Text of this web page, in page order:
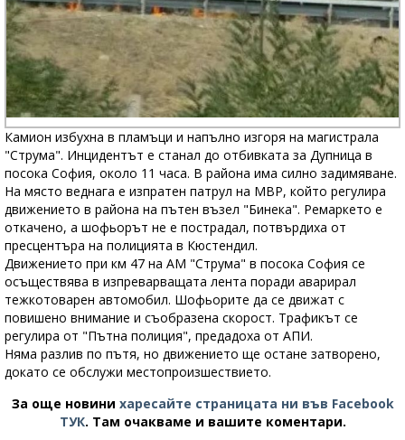
Камион избухна в пламъци и напълно изгоря на магистрала
"Струма". Инцидентът е станал до отбивката за Дупница в
посока София, около 11 часа. В района има силно задимяване.
На място веднага е изпратен патрул на МВР, който регулира
движението в района на пътен възел "Бинека". Ремаркето е
откачено, а шофьорът не е пострадал, потвърдиха от
пресцентъра на полицията в Кюстендил.
Движението при км 47 на АМ "Струма" в посока София се
осъществява в изпреварващата лента поради аварирал
тежкотоварен автомобил. Шофьорите да се движат с
повишено внимание и съобразена скорост. Трафикът се
регулира от "Пътна полиция", предадоха от АПИ.
Няма разлив по пътя, но движението ще остане затворено,
докато се обслужи местопроизшествието.
За още новини харесайте страницата ни във Facebook
ТУК. Там очакваме и вашите коментари.